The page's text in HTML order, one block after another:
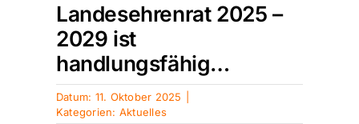
Service
Landesehrenrat 2025 –
2029 ist
handlungsfähig…
Datum: 11. Oktober 2025
Kategorien: Aktuelles